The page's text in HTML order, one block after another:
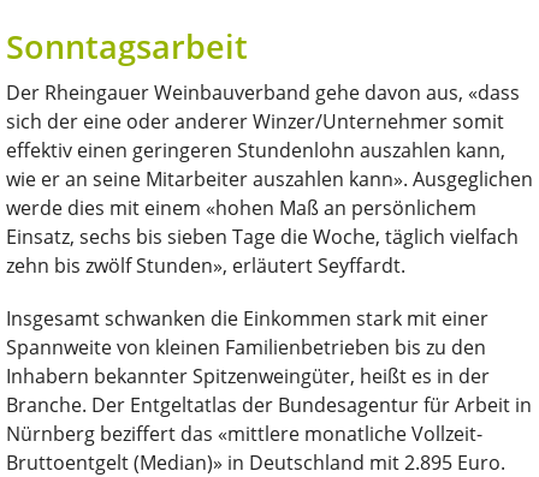
Sonntagsarbeit
Der Rheingauer Weinbauverband gehe davon aus, «dass
sich der eine oder anderer Winzer/Unternehmer somit
effektiv einen geringeren Stundenlohn auszahlen kann,
wie er an seine Mitarbeiter auszahlen kann». Ausgeglichen
werde dies mit einem «hohen Maß an persönlichem
Einsatz, sechs bis sieben Tage die Woche, täglich vielfach
zehn bis zwölf Stunden», erläutert Seyffardt.
Insgesamt schwanken die Einkommen stark mit einer
Spannweite von kleinen Familienbetrieben bis zu den
Inhabern bekannter Spitzenweingüter, heißt es in der
Branche. Der Entgeltatlas der Bundesagentur für Arbeit in
Nürnberg beziffert das «mittlere monatliche Vollzeit-
Bruttoentgelt (Median)» in Deutschland mit 2.895 Euro.